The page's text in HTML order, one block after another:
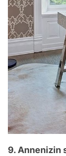
9. Annenizin